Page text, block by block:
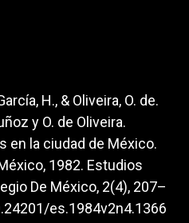
H., & Oliveira, O. de.
y O. de Oliveira.
en la ciudad de México.
1982. Estudios
De México, 2(4), 207–
es.1984v2n4.1366